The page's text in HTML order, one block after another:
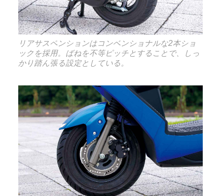
リアサスペンションはコンベンショナルな2本ショ
ックを採用。ばねを不等ピッチとすることで、しっ
かり踏ん張る設定としている。